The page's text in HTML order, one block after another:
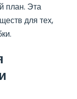
план. Эта
для тех,